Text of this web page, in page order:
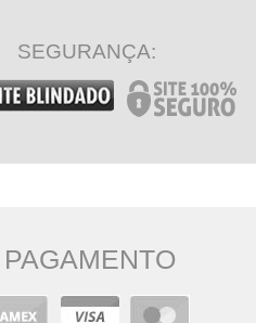
SEGURANÇA:
PAGAMENTO